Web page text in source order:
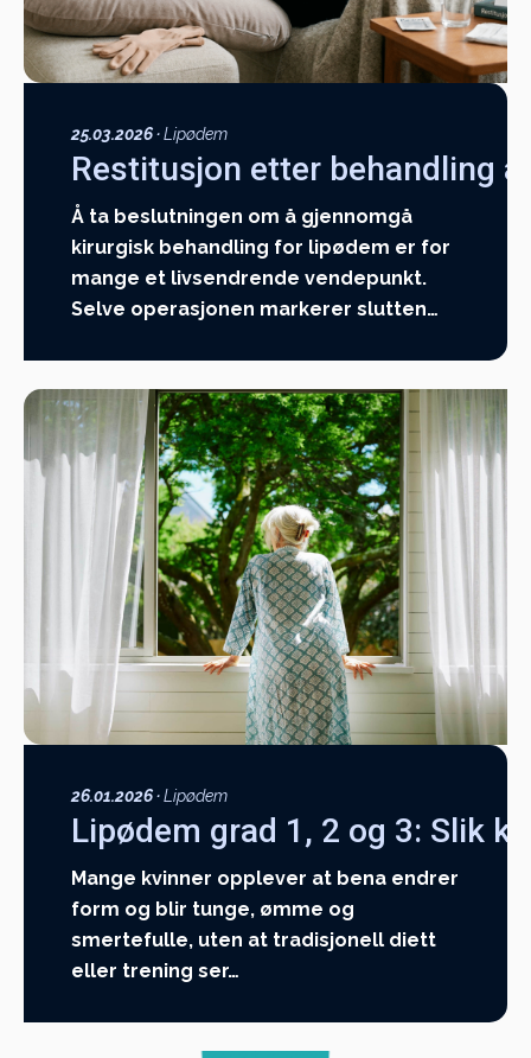
25.03.2026·Lipødem
Restitusjon etter behandling
Å ta beslutningen om å gjennomgå
kirurgisk behandling for lipødem er for
mange et livsendrende vendepunkt.
Selve operasjonen markerer slutten…
26.01.2026·Lipødem
Lipødem grad 1, 2 og 3: Slik
Mange kvinner opplever at bena endrer
form og blir tunge, ømme og
smertefulle, uten at tradisjonell diett
eller trening ser…